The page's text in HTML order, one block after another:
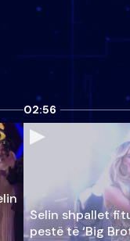
02:56
Selin shpallet
pestë të ‘Big